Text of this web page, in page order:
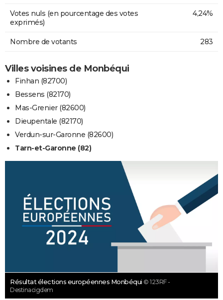
Votes nuls (en pourcentage des votes
exprimés)
4,24%
Nombre de votants 283
Villes voisines de Monbéqui
Finhan (82700)
Bessens (82170)
Mas-Grenier (82600)
Dieupentale (82170)
Verdun-sur-Garonne (82600)
Tarn-et-Garonne (82)
Résultat élections européennes Monbéqui © 123RF -
Destinacigdem